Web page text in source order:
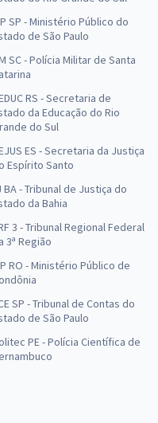
Básicos Comuns ao
com a Equipe Gran
(-20%)
Específicos para o
com a Equipe Gran
(-20%)
SP - Ministério Público do
de São Paulo
SC - Polícia Militar de Santa
RS - Secretaria de
da Educação do Rio
do Sul
ES - Secretaria da Justiça
Espírito Santo
BA - Tribunal de Justiça do
da Bahia
3 - Tribunal Regional Federal
3ª Região
RO - Ministério Público de
SP - Tribunal de Contas do
de São Paulo
PE - Polícia Científica de